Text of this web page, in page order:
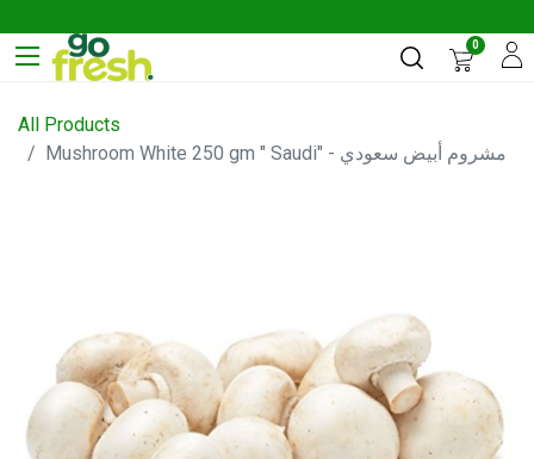
0
All Products
Mushroom White 250 gm " Saudi" - مشروم أبيض سعودي